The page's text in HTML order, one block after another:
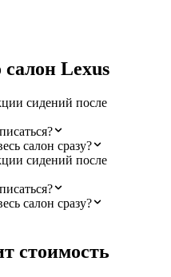
Lexus
сидений после
салон сразу?
сидений после
салон сразу?
стоимость